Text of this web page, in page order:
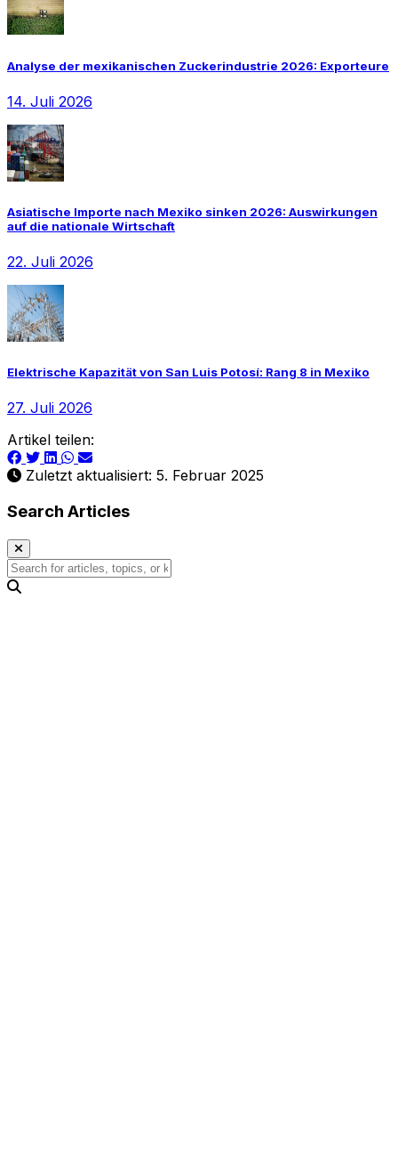
Analyse der mexikanischen Zuckerindustrie 2026: Exporteure
14. Juli 2026
Asiatische Importe nach Mexiko sinken 2026: Auswirkungen
auf die nationale Wirtschaft
22. Juli 2026
Elektrische Kapazität von San Luis Potosí: Rang 8 in Mexiko
27. Juli 2026
Artikel teilen:
Zuletzt aktualisiert: 5. Februar 2025
Search Articles